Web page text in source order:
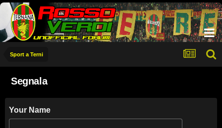
Sport a Terni
Segnala
Your Name